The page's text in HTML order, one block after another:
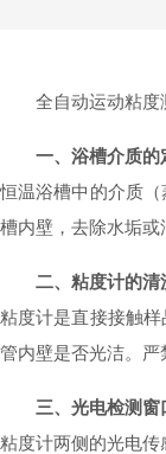
全自动运动粘
一、浴槽介质的
恒温浴槽中的介质
槽内壁，去除水垢
二、粘度计的清
粘度计是直接接触
管内壁是否光洁。
三、光电检测窗
粘度计两侧的光电